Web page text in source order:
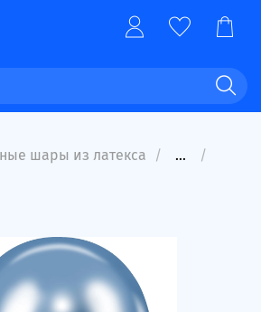
шары из латекса
...